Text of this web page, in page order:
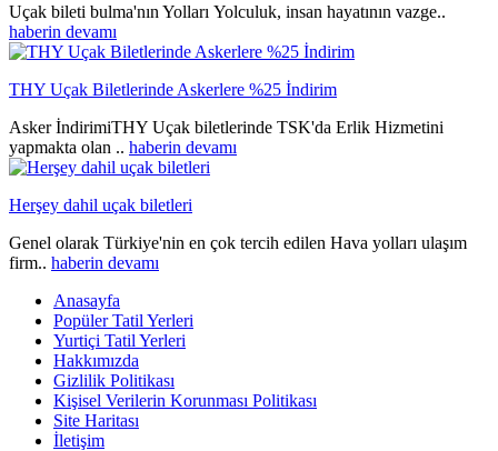
Uçak bileti bulma'nın Yolları Yolculuk, insan hayatının vazge..
haberin devamı
THY Uçak Biletlerinde Askerlere %25 İndirim
Asker İndirimiTHY Uçak biletlerinde TSK'da Erlik Hizmetini
yapmakta olan .. haberin devamı
Herşey dahil uçak biletleri
Genel olarak Türkiye'nin en çok tercih edilen Hava yolları ulaşım
firm.. haberin devamı
Anasayfa
Popüler Tatil Yerleri
Yurtiçi Tatil Yerleri
Hakkımızda
Gizlilik Politikası
Kişisel Verilerin Korunması Politikası
Site Haritası
İletişim